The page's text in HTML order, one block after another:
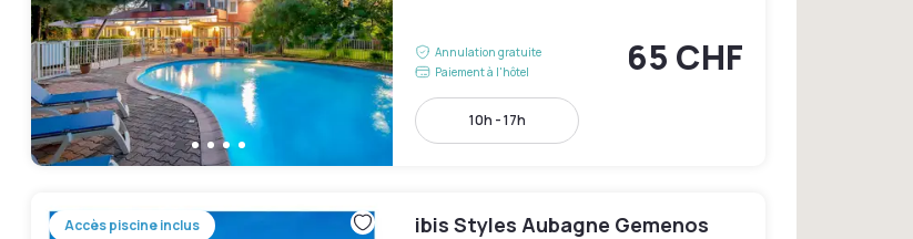
Annulation gratuite
Paiement à l'hôtel
65 CHF
10h - 17h
Accès piscine inclus ibis Styles Aubagne Gemenos